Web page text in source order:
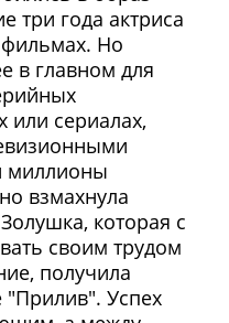
года актриса
Но
в главном для
или сериалах,
миллионы
взмахнула
которая с
своим трудом
получила
"Прилив". Успех